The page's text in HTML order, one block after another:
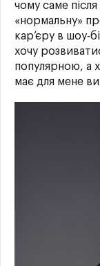
чому саме
«нормальну»
кар’єру в шоу-
хочу
популярною, а
має для мене